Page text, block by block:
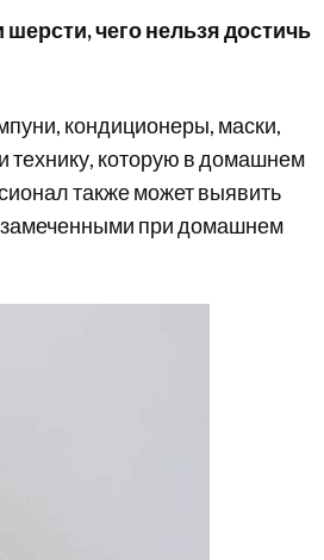
чего нельзя достичь
кондиционеры, маски,
технику, которую в домашнем
также может выявить
при домашнем